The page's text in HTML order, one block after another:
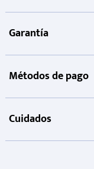
Garantía
Métodos de pago
Cuidados